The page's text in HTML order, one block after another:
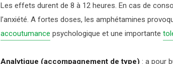
Les effets durent de 8 à 12 heures. En cas de
l’anxiété . A fortes doses, les amphétamines
accoutumance psychologique et une importante
Analytique (accompagnement de type) : a pour